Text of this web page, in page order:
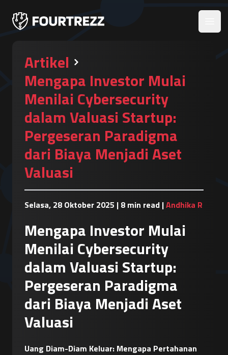
Artikel
Mengapa Investor Mulai
Menilai Cybersecurity
dalam Valuasi Startup:
Pergeseran Paradigma
dari Biaya Menjadi Aset
Valuasi
Selasa, 28 Oktober 2025 | 8 min read |Andhika R
Mengapa Investor Mulai
Menilai Cybersecurity
dalam Valuasi Startup:
Pergeseran Paradigma
dari Biaya Menjadi Aset
Valuasi
Uang Diam-Diam Keluar: Mengapa Pertahanan